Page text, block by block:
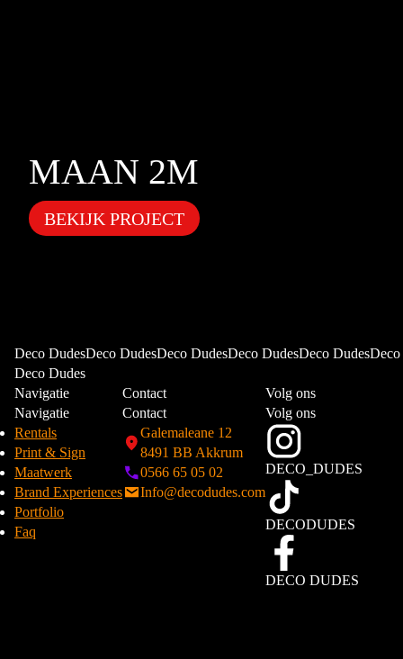
MAAN 2M
BEKIJK PROJECT
Deco DudesDeco DudesDeco DudesDeco DudesDeco
Deco Dudes
Navigatie
Navigatie
Rentals
Print & Sign
Maatwerk
Brand Experiences
Portfolio
Faq
Contact
Contact
Galemaleane 12
8491 BB Akkrum
0566 65 05 02
Info@decodudes.com
Volg ons
Volg ons
DECO_DUDES
DECODUDES
DECO DUDES